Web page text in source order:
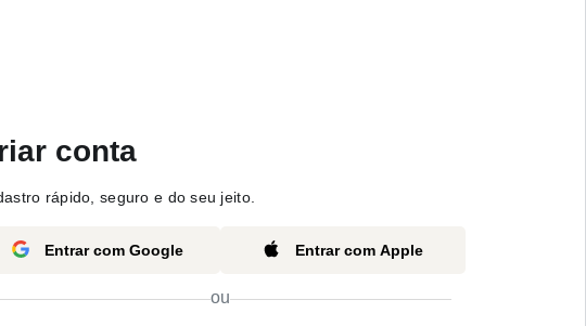
conta
rápido, seguro e do seu jeito.
Entrar com Google Entrar com Apple
ou